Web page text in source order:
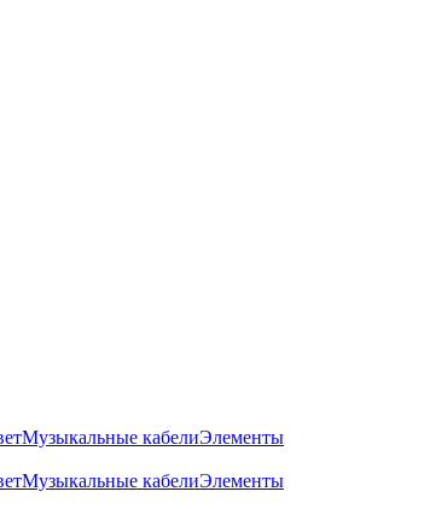
Музыкальные кабелиЭлементы
Музыкальные кабелиЭлементы